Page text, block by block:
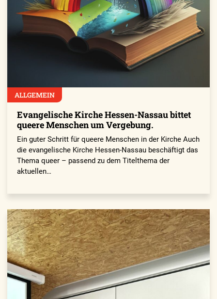
ALLGEMEIN
Evangelische Kirche Hessen-Nassau bittet
queere Menschen um Vergebung.
Ein guter Schritt für queere Menschen in der Kirche Auch
die evangelische Kirche Hessen-Nassau beschäftigt das
Thema queer – passend zu dem Titelthema der
aktuellen…